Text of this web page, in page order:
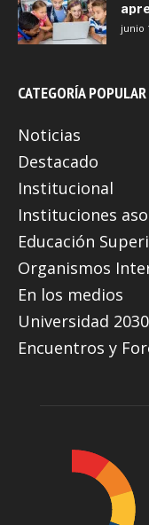
junio
CATEGORÍA POPULAR
Noticias
Destacado
Institucional
Instituciones
Educación
Organismos
En los medios
Universidad 2030
Encuentros y